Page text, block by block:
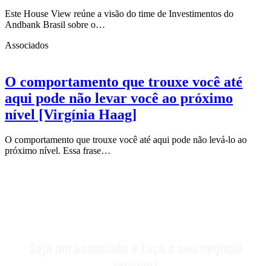
Este House View reúne a visão do time de Investimentos do
Andbank Brasil sobre o…
Associados
O comportamento que trouxe você até
aqui pode não levar você ao próximo
nível [Virgínia Haag]
O comportamento que trouxe você até aqui pode não levá-lo ao
próximo nível. Essa frase…